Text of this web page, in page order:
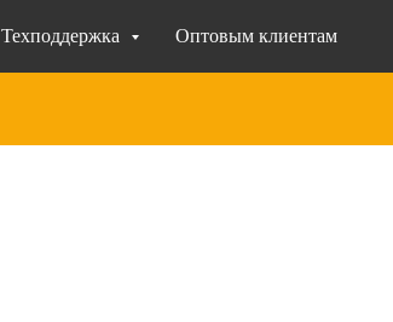
Техподдержка Оптовым клиентам